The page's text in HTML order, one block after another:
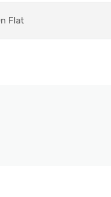
Flat